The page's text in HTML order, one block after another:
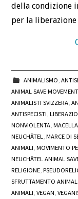
della condizione
per la
ANIMALISMO
ANIMAL SAVE MOVEMENT
ANIMALISTI SVIZZERA ,
ANTISPECISTI ,
NONVIOLENTA ,
NEUCHÂTEL
,MARCE DI
ANIMALI ,MOVIMENTO
NEUCHÂTEL ANIMAL
RELIGIONE ,
SFRUTTAMENTO
ANIMALI ,VEGAN ,